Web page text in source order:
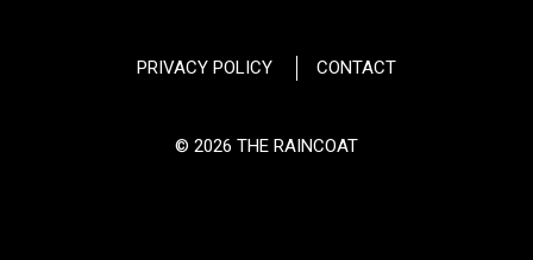
PRIVACY POLICY CONTACT
© 2026 THE RAINCOAT